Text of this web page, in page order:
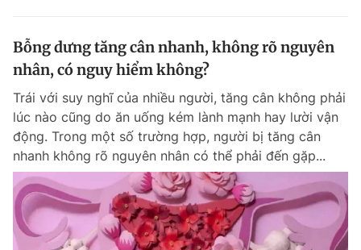
Bỗng dưng tăng cân nhanh, không rõ nguyên
nhân, có nguy hiểm không?
Trái với suy nghĩ của nhiều người, tăng cân không phải
lúc nào cũng do ăn uống kém lành mạnh hay lười vận
động. Trong một số trường hợp, người bị tăng cân
nhanh không rõ nguyên nhân có thể phải đến gặp...